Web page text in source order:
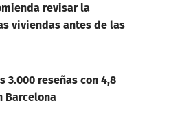
revisar la
viviendas antes de las
3.000 reseñas con 4,8
Barcelona